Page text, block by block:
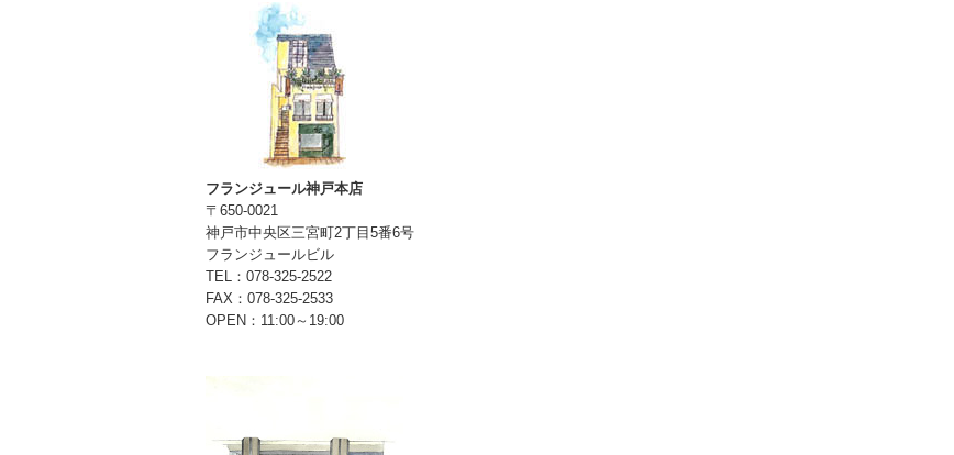
フランジュール神戸本店
〒650-0021
神戸市中央区三宮町2丁目5番6号
フランジュールビル
TEL：078-325-2522
FAX：078-325-2533
OPEN：11:00～19:00